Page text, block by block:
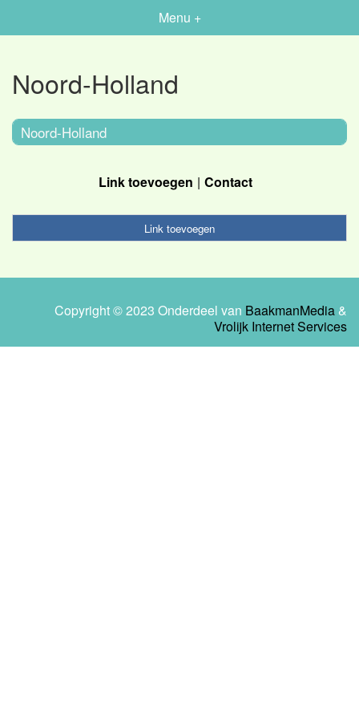
Menu +
Noord-Holland
Noord-Holland
Link toevoegen Contact
Link toevoegen
Copyright © 2023 Onderdeel van BaakmanMedia &
Vrolijk Internet Services